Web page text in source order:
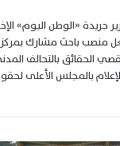
جريدة «الوطن اليوم»
منصب باحث مشارك بمركز
الحقائق بالتحالف
بالمجلس الأعلى